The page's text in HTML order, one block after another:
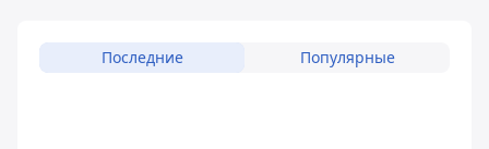
Последние Популярные